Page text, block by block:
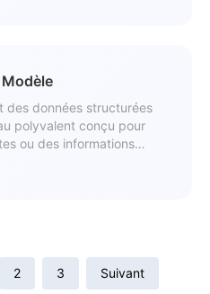
des données structurées
polyvalent conçu pour
ou des informations
2 3 Suivant